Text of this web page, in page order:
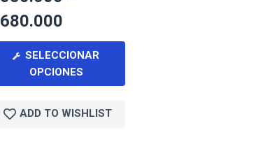
680.000
SELECCIONAR
OPCIONES
ADD TO WISHLIST